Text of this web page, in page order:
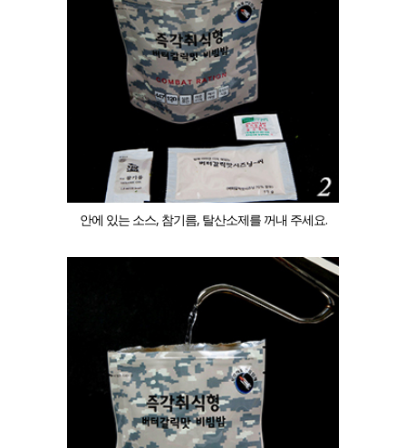
안에 있는 소스, 참기름, 탈산소제를 꺼내 주세요.